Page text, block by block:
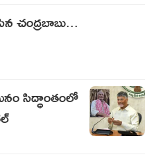
చంద్రబాబు...
సిద్ధాంతంలో